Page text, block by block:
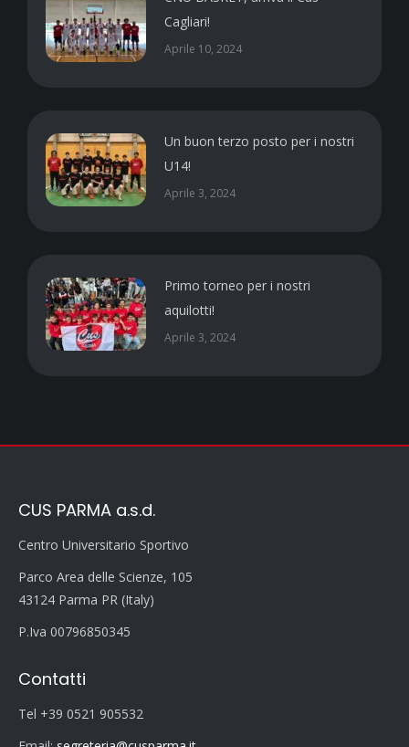
Cagliari!
Aprile 10, 2024
Un buon terzo posto per i nostri
U14!
Aprile 3, 2024
Primo torneo per i nostri
aquilotti!
Aprile 3, 2024
CUS PARMA a.s.d.
Centro Universitario Sportivo
Parco Area delle Scienze, 105
43124 Parma PR (Italy)
P.Iva 00796850345
Contatti
Tel +39 0521 905532